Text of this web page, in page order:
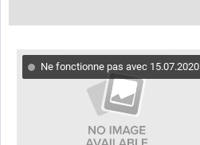
Ne fonctionne pas avec 15.07.2020